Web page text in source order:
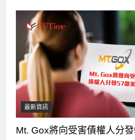
最新資訊
Mt. Gox將向受害債權人分